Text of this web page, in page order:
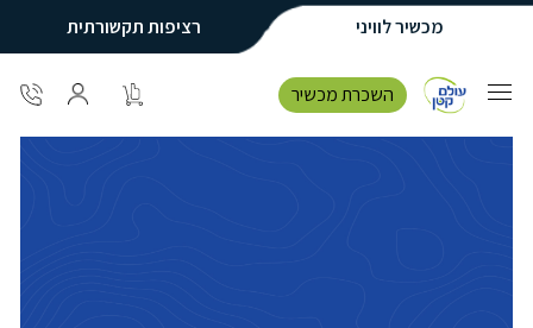
מכשיר לוויני רציפות תקשורתית
השכרת מכשיר